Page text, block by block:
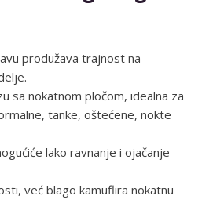
produžava trajnost na
sa nokatnom pločom, idealna za
tanke, oštećene, nokte
lako ravnanje i ojačanje
već blago kamuflira nokatnu